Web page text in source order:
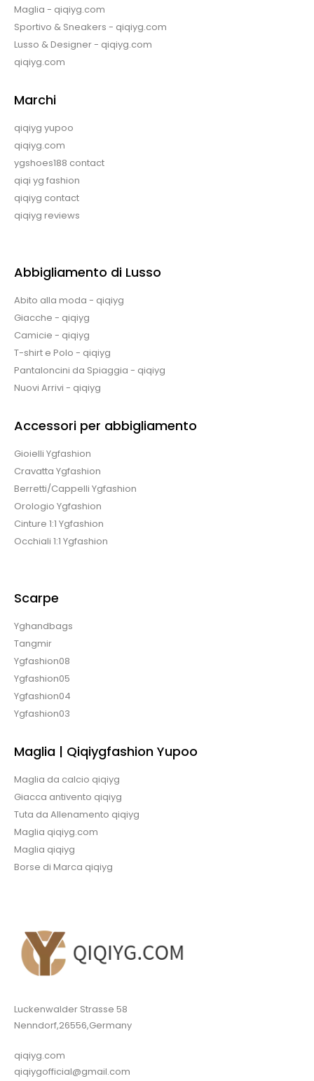
Maglia - qiqiyg.com
Sportivo & Sneakers - qiqiyg.com
Lusso & Designer - qiqiyg.com
qiqiyg.com
Marchi
qiqiyg yupoo
qiqiyg.com
ygshoes188 contact
qiqi yg fashion
qiqiyg contact
qiqiyg reviews
Abbigliamento di Lusso
Abito alla moda - qiqiyg
Giacche - qiqiyg
Camicie - qiqiyg
T-shirt e Polo - qiqiyg
Pantaloncini da Spiaggia - qiqiyg
Nuovi Arrivi - qiqiyg
Accessori per abbigliamento
Gioielli Ygfashion
Cravatta Ygfashion
Berretti/Cappelli Ygfashion
Orologio Ygfashion
Cinture 1:1 Ygfashion
Occhiali 1:1 Ygfashion
Scarpe
Yghandbags
Tangmir
Ygfashion08
Ygfashion05
Ygfashion04
Ygfashion03
Maglia | Qiqiygfashion Yupoo
Maglia da calcio qiqiyg
Giacca antivento qiqiyg
Tuta da Allenamento qiqiyg
Maglia qiqiyg.com
Maglia qiqiyg
Borse di Marca qiqiyg
Luckenwalder Strasse 58
Nenndorf,26556,Germany
qiqiyg.com
qiqiygofficial@gmail.com